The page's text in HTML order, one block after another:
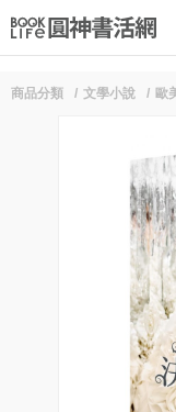
商品分類 文學小說 歐